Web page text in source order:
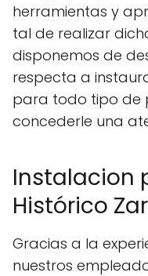
herramientas y
tal de realizar
disponemos de
respecta a
para todo tipo de
concederle una
Instalacion
Histórico
Gracias a la
nuestros